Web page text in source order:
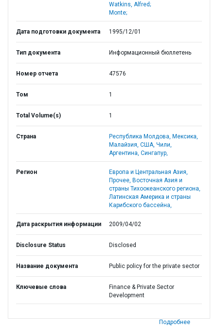
Watkins, Alfred;
Monte;
Дата подготовки документа 1995/12/01
Тип документа Информационный бюллетень
Номер отчета 47576
Том 1
Total Volume(s) 1
Страна Республика Молдова, Мексика,
Малайзия, США, Чили,
Аргентина, Сингапур,
Регион
Европа и Центральная Азия,
Прочее, Восточная Азия и
страны Тихоокеанского региона,
Латинская Америка и страны
Карибского бассейна,
Дата раскрытия информации 2009/04/02
Disclosure Status Disclosed
Название документа Public policy for the private sector
Ключевые слова
Finance & Private Sector
Development
Подробнее